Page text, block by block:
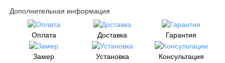
Дополнительная информация
Оплата Доставка Гарантия
Замер Установка Консультация